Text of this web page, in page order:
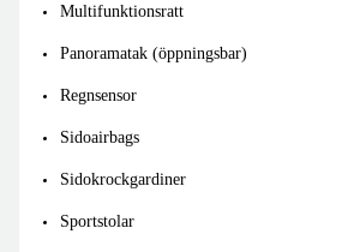
Multifunktionsratt
Panoramatak (öppningsbar)
Regnsensor
Sidoairbags
Sidokrockgardiner
Sportstolar